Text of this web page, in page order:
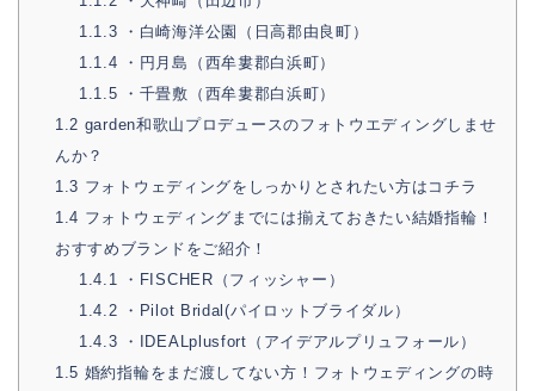
1.1.3 ・白崎海洋公園（日高郡由良町）
1.1.4 ・円月島（西牟婁郡白浜町）
1.1.5 ・千畳敷（西牟婁郡白浜町）
1.2 garden和歌山プロデュースのフォトウエディングしませ
んか？
1.3 フォトウェディングをしっかりとされたい方はコチラ
1.4 フォトウェディングまでには揃えておきたい結婚指輪！
おすすめブランドをご紹介！
1.4.1 ・FISCHER（フィッシャー）
1.4.2 ・Pilot Bridal(パイロットブライダル）
1.4.3 ・IDEALplusfort（アイデアルプリュフォール）
1.5 婚約指輪をまだ渡してない方！フォトウェディングの時